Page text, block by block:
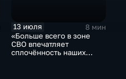
13 июля
8 мин
«Больше всего в зоне
СВО впечатляет
сплочённость наших